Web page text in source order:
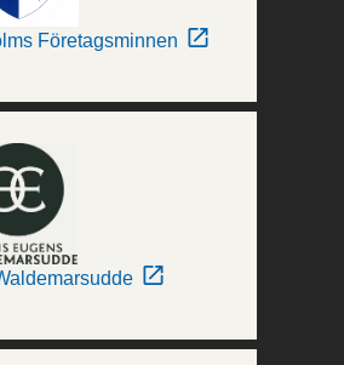
Företagsminnen